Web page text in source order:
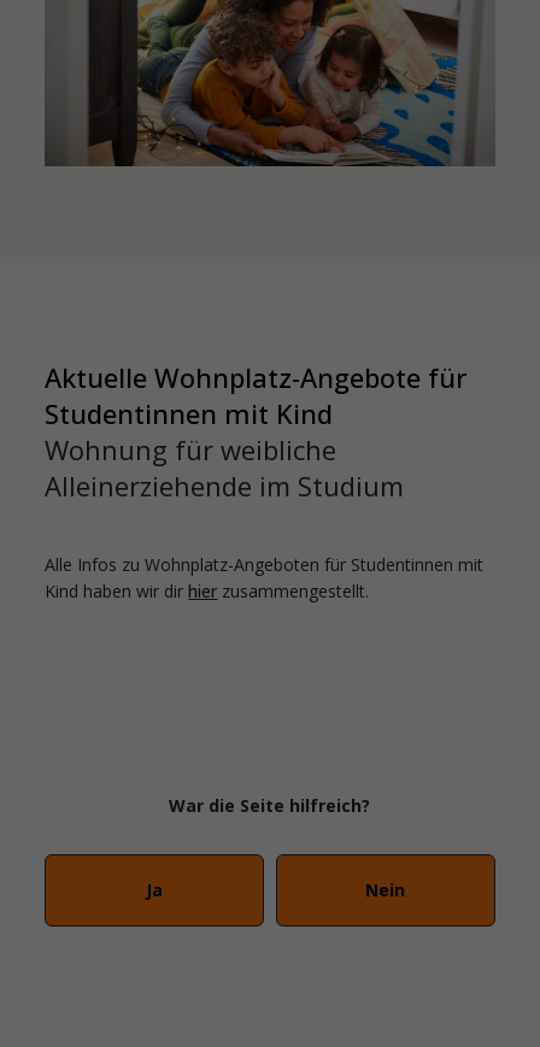
Aktuelle Wohnplatz-Angebote für
Studentinnen mit Kind
Wohnung für weibliche
Alleinerziehende im Studium
Alle Infos zu Wohnplatz-Angeboten für Studentinnen mit
Kind haben wir dirhier zusammengestellt.
War die Seite hilfreich?
Ja Nein